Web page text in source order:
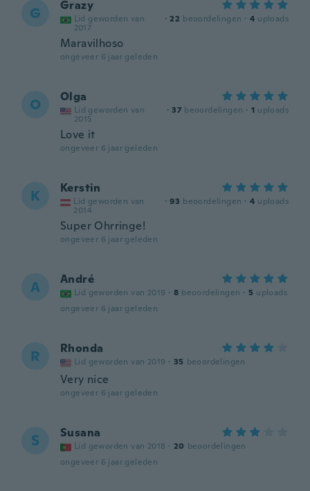
G Grazy
Lid geworden van
2017
· 22 beoordelingen · 4 uploads
Maravilhoso
ongeveer 6 jaar geleden
O Olga
Lid geworden van
2015
· 37 beoordelingen · 1 uploads
Love it
ongeveer 6 jaar geleden
K Kerstin
Lid geworden van
2014
· 93 beoordelingen · 4 uploads
Super Ohrringe!
ongeveer 6 jaar geleden
A André
Lid geworden van 2019 · 8 beoordelingen · 5 uploads
ongeveer 6 jaar geleden
R Rhonda
Lid geworden van 2019 · 35 beoordelingen
Very nice
ongeveer 6 jaar geleden
S Susana
Lid geworden van 2018 · 20 beoordelingen
ongeveer 6 jaar geleden